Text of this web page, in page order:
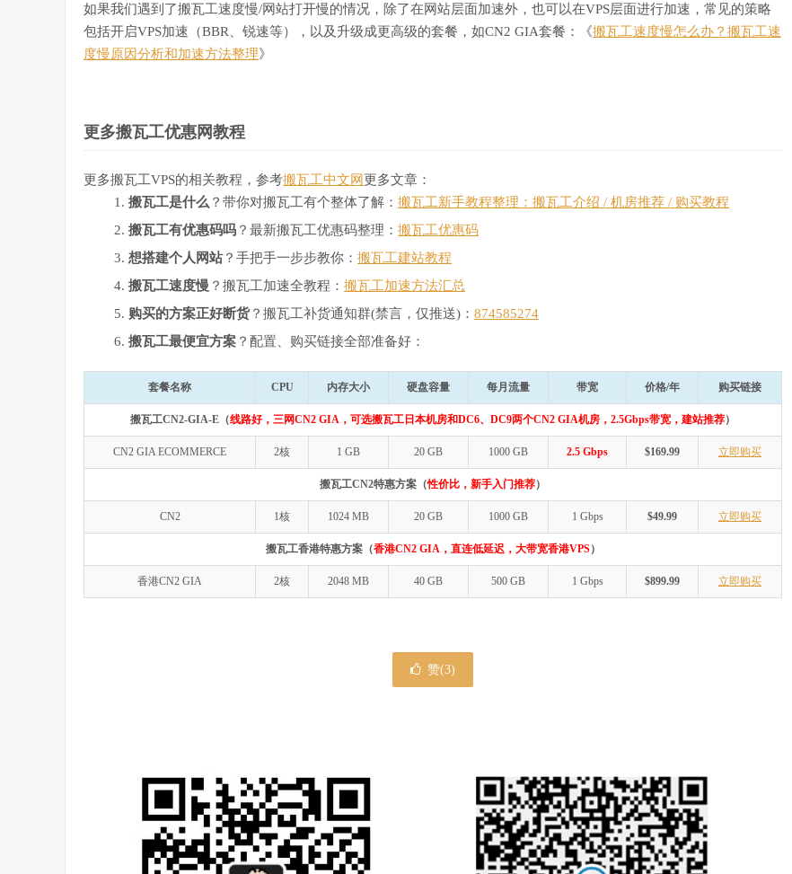
如果我们遇到了搬瓦工速度慢/网站打开慢的情况，除了在网站层面加速外，也可以在VPS层面进行加速，常见的策略
包括开启VPS加速（BBR、锐速等），以及升级成更高级的套餐，如CN2 GIA套餐：《搬瓦工速度慢怎么办？搬瓦工速
度慢原因分析和加速方法整理》
更多搬瓦工优惠网教程
更多搬瓦工VPS的相关教程，参考搬瓦工中文网 更多文章：
搬瓦工是什么 ？带你对搬瓦工有个整体了解： 搬瓦工新手教程整理：搬瓦工介绍 / 机房推荐 / 购买教程
搬瓦工有优惠码吗 ？最新搬瓦工优惠码整理： 搬瓦工优惠码
想搭建个人网站？手把手一步步教你： 搬瓦工建站教程
搬瓦工速度慢 ？搬瓦工加速全教程： 搬瓦工加速方法汇总
购买的方案正好断货？搬瓦工补货通知群(禁言，仅推送)： 874585274
搬瓦工最便宜方案 ？配置、购买链接全部准备好：
套餐名称 CPU 内存大小 硬盘容量 每月流量 带宽 价格/年 购买链接
搬瓦工CN2-GIA-E（线路好，三网CN2 GIA，可选搬瓦工日本机房和DC6、DC9两个CN2 GIA机房，2.5Gbps带宽，建站推荐）
CN2 GIA ECOMMERCE 2核 1 GB 20 GB 1000 GB 2.5 Gbps $169.99 立即购买
搬瓦工CN2特惠方案（性价比，新手入门推荐）
CN2 1核 1024 MB 20 GB 1000 GB 1 Gbps $49.99 立即购买
搬瓦工香港特惠方案（香港CN2 GIA，直连低延迟，大带宽香港VPS）
香港CN2 GIA 2核 2048 MB 40 GB 500 GB 1 Gbps $899.99 立即购买
赞(3)